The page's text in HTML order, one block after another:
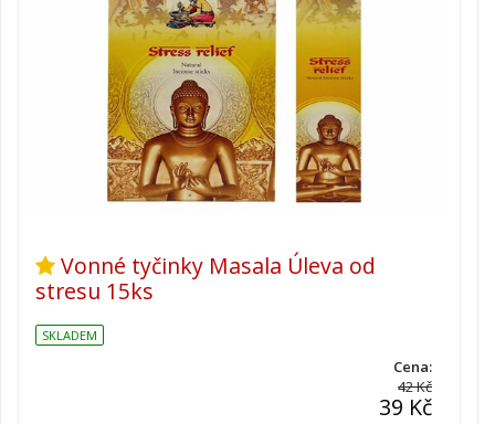
Vonné tyčinky Masala Úleva od
stresu 15ks
SKLADEM
Cena:
42 Kč
39 Kč